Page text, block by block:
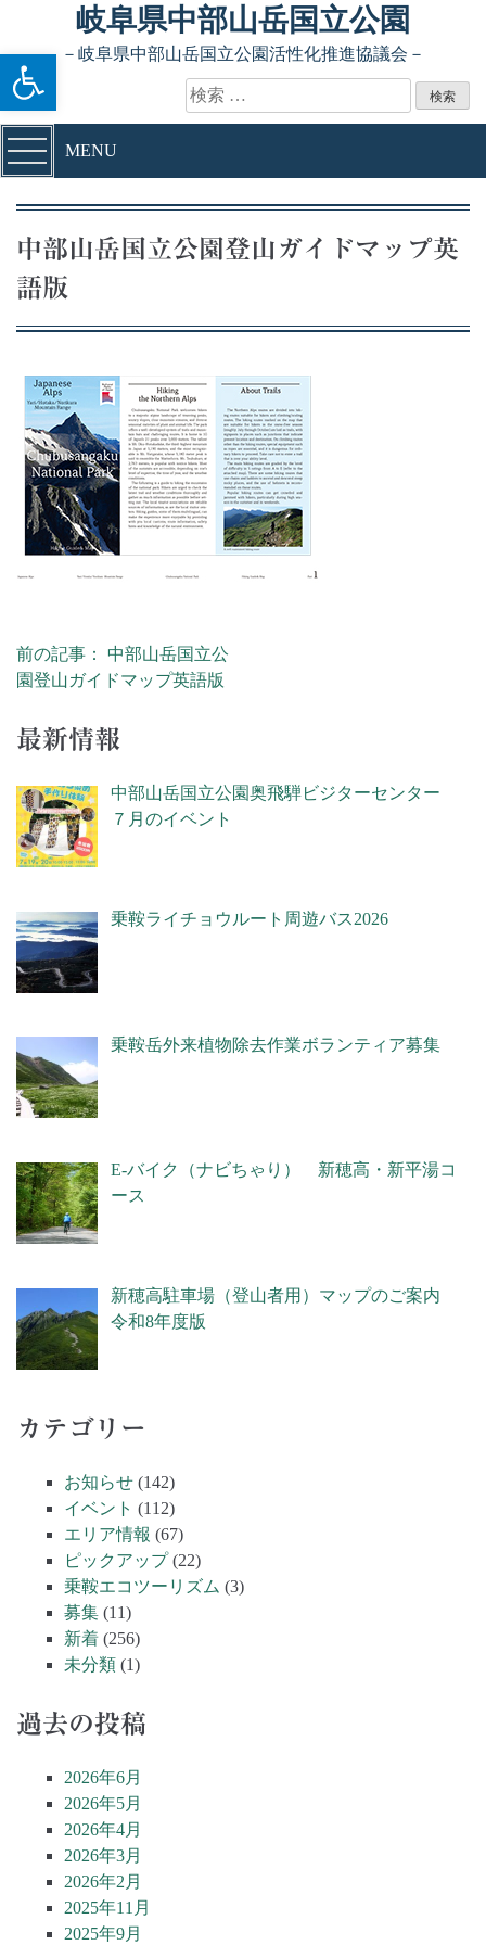
ツールバーを開く
Skip to content岐阜県中部山岳国立公園
－岐阜県中部山岳国立公園活性化推進協議会－
検索:
MENU
中部山岳国立公園登山ガイドマップ英
語版
投稿ナビゲーション
前の記事： 中部山岳国立公
園登山ガイドマップ英語版
最新情報
中部山岳国立公園奥飛騨ビジターセンター
７月のイベント
乗鞍ライチョウルート周遊バス2026
乗鞍岳外来植物除去作業ボランティア募集
E-バイク（ナビちゃり） 新穂高・新平湯コ
ース
新穂高駐車場（登山者用）マップのご案内
令和8年度版
カテゴリー
お知らせ (142)
イベント (112)
エリア情報 (67)
ピックアップ(22)
乗鞍エコツーリズム (3)
募集 (11)
新着 (256)
未分類 (1)
過去の投稿
2026年6月
2026年5月
2026年4月
2026年3月
2026年2月
2025年11月
2025年9月